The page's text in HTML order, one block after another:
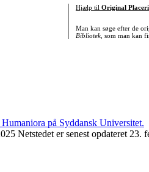
Hjælp til Original
Man kan søge efter de
Bibliotek, som man kan
Netstedet er senest opdateret 23.